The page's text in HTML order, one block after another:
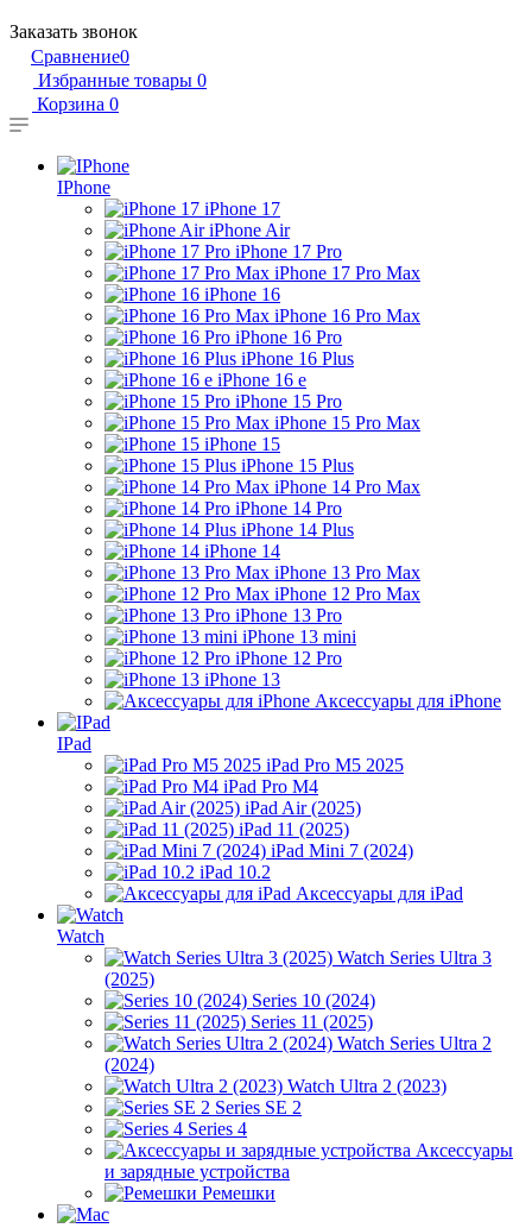
Заказать звонок
Сравнение0
Избранные товары 0
Корзина 0
IPhone
iPhone 17
iPhone Air
iPhone 17 Pro
iPhone 17 Pro Max
iPhone 16
iPhone 16 Pro Max
iPhone 16 Pro
iPhone 16 Plus
iPhone 16 e
iPhone 15 Pro
iPhone 15 Pro Max
iPhone 15
iPhone 15 Plus
iPhone 14 Pro Max
iPhone 14 Pro
iPhone 14 Plus
iPhone 14
iPhone 13 Pro Max
iPhone 12 Pro Max
iPhone 13 Pro
iPhone 13 mini
iPhone 12 Pro
iPhone 13
Аксессуары для iPhone
IPad
iPad Pro M5 2025
iPad Pro M4
iPad Air (2025)
iPad 11 (2025)
iPad Mini 7 (2024)
iPad 10.2
Аксессуары для iPad
Watch
Watch Series Ultra 3
(2025)
Series 10 (2024)
Series 11 (2025)
Watch Series Ultra 2
(2024)
Watch Ultra 2 (2023)
Series SE 2
Series 4
Аксессуары
и зарядные устройства
Ремешки